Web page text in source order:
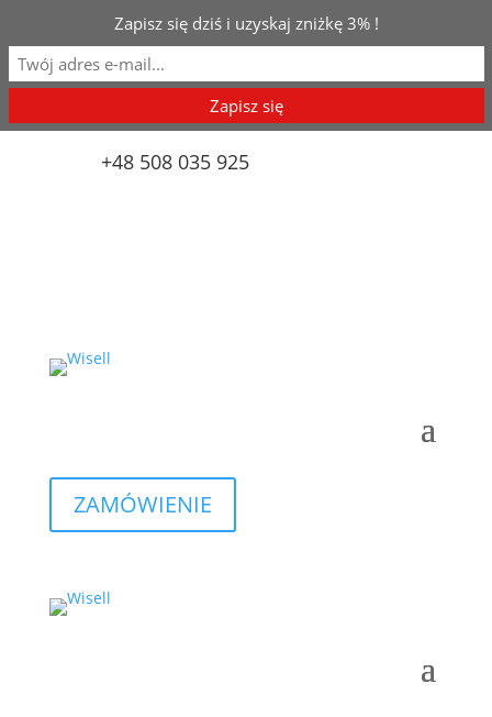
biuro@wisell.pl
+48 508 035 925
ZAMÓWIENIE
Zapisz się dziś i uzyskaj zniżkę 3% !